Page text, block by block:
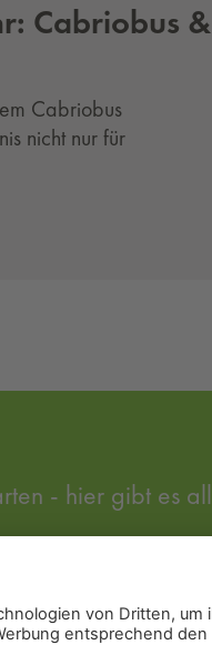
Ca­brio­bus &
Cabriobus
nicht nur für
- hier gibt es